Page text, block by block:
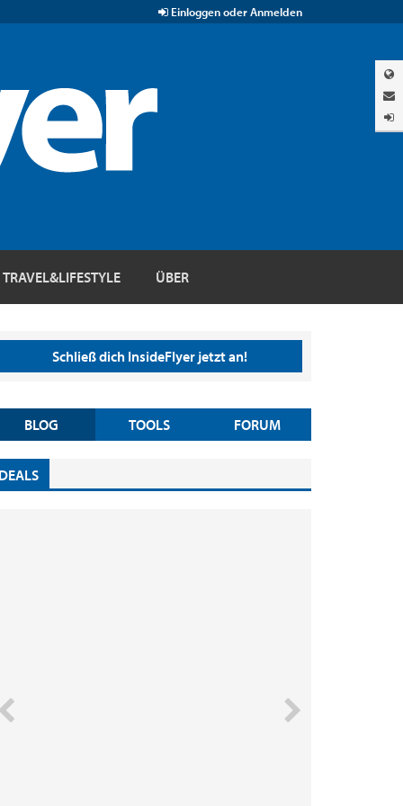
Einloggen oder Anmelden
TRAVEL&LIFESTYLE ÜBER
Schließ dich InsideFlyer jetzt an!
BLOG TOOLS FORUM
DEALS